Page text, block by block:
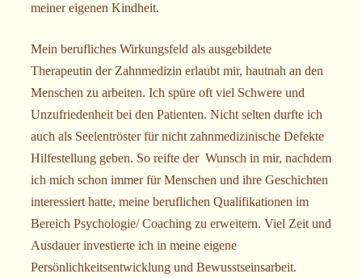
meiner eigenen Kindheit.
Mein berufliches Wirkungsfeld als ausgebildete
Therapeutin der Zahnmedizin erlaubt mir, hautnah an den
Menschen zu arbeiten. Ich spüre oft viel Schwere und
Unzufriedenheit bei den Patienten. Nicht selten durfte ich
auch als Seelentröster für nicht zahnmedizinische Defekte
Hilfestellung geben. So reifte der Wunsch in mir, nachdem
ich mich schon immer für Menschen und ihre Geschichten
interessiert hatte, meine beruflichen Qualifikationen im
Bereich Psychologie/ Coaching zu erweitern. Viel Zeit und
Ausdauer investierte ich in meine eigene
Persönlichkeitsentwicklung und Bewusstseinsarbeit.